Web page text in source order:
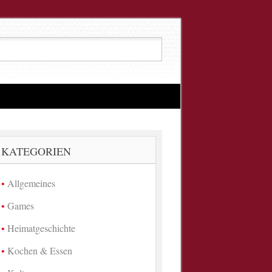
KATEGORIEN
Allgemeines
Games
Heimatgeschichte
Kochen & Essen